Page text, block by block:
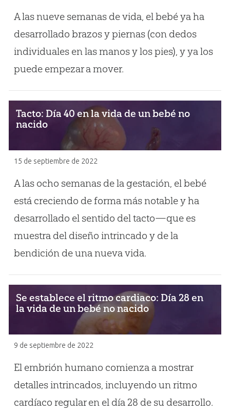
A las nueve semanas de vida, el bebé ya ha
desarrollado brazos y piernas (con dedos
individuales en las manos y los pies), y ya los
puede empezar a mover.
Tacto: Día 40 en la vida de un bebé no
nacido
15 de septiembre de 2022
A las ocho semanas de la gestación, el bebé
está creciendo de forma más notable y ha
desarrollado el sentido del tacto—que es
muestra del diseño intrincado y de la
bendición de una nueva vida.
Se establece el ritmo cardiaco: Día 28 en
la vida de un bebé no nacido
9 de septiembre de 2022
El embrión humano comienza a mostrar
detalles intrincados, incluyendo un ritmo
cardíaco regular en el día 28 de su desarrollo.